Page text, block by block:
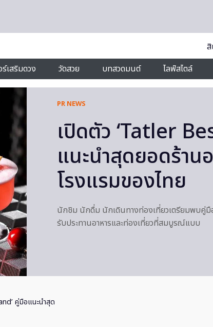
เสริมดวง วัดสวย บทสวดมนต์ ไลฟ์สไตล์
PR NEWS
เปิดตัว ‘Tatler
แนะนำสุดยอดร้าน
โรงแรมของไทย
นักชิม นักดื่ม นักเดินทางท่องเที่ยวเตรียมพบคู่มื
รับประทานอาหารและท่องเที่ยวที่สมบูรณ์แบบ
คู่มือแนะนำสุด